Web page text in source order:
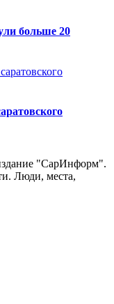
больше 20
"СарИнформ".
Люди, места,